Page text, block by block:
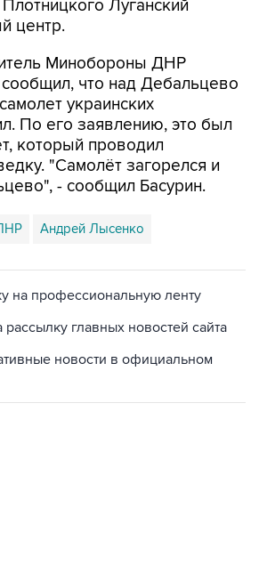
Минобороны ДНР
украинских
По его заявлению, это был
который проводил
"Самолёт загорелся и
- сообщил Басурин.
Андрей Лысенко
главных новостей сайта
новости в официальном